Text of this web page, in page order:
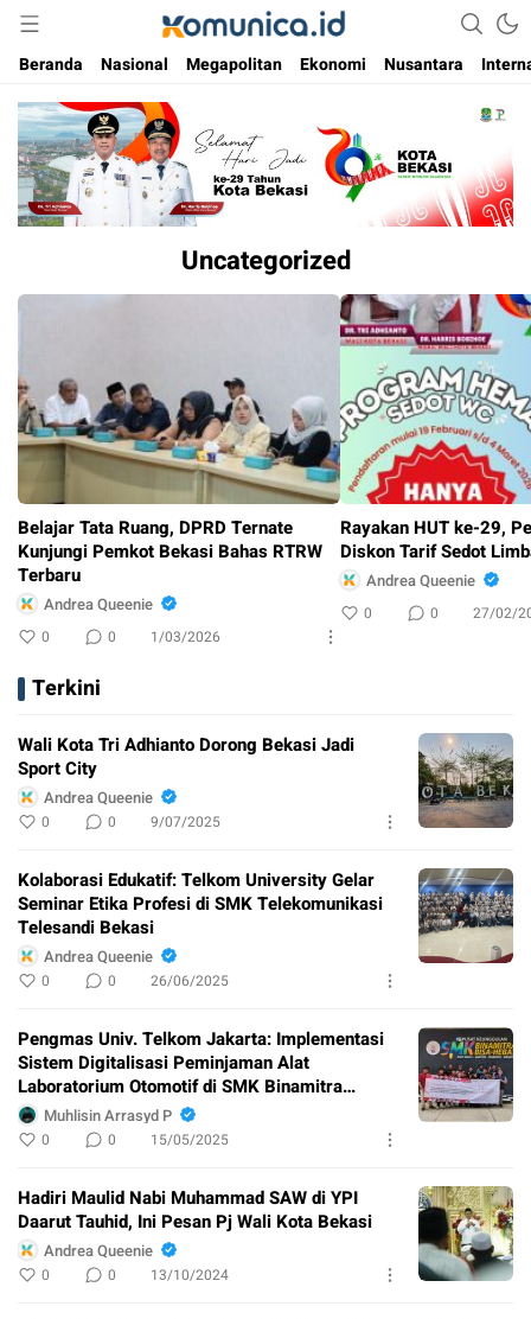
Komunica
Media Informasi Masa Kini
Beranda
Nasional Megapolitan Ekonomi Nusantara
Uncategorized
Belajar Tata Ruang, DPRD Ternate
Kunjungi Pemkot Bekasi Bahas RTRW
Terbaru
Andrea Queenie
0 0 1/03/2026
Rayakan HUT ke-29,
Diskon Tarif Sedot
Andrea Queenie
0 0 27/02/
Terkini
Wali Kota Tri Adhianto Dorong Bekasi Jadi
Sport City
Andrea Queenie
0 0 9/07/2025
Kolaborasi Edukatif: Telkom University Gelar
Seminar Etika Profesi di SMK Telekomunikasi
Telesandi Bekasi
Andrea Queenie
0 0 26/06/2025
Pengmas Univ. Telkom Jakarta: Implementasi
Sistem Digitalisasi Peminjaman Alat
Laboratorium Otomotif di SMK Binamitra
Berbasis Web
Muhlisin Arrasyd P
0 0 15/05/2025
Hadiri Maulid Nabi Muhammad SAW di YPI
Daarut Tauhid, Ini Pesan Pj Wali Kota Bekasi
Andrea Queenie
0 0 13/10/2024